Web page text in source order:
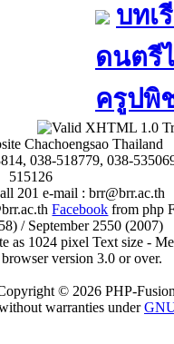
บทเ
ดนตรี
ครูปพิ
Chachoengsao Thailand
038-518779, 038-
515126
201 e-mail : brr@brr.ac.th
Facebook from php
/ September 2550 (2007)
as 1024 pixel Text size -
version 3.0 or over.
© 2026 PHP-
warranties under